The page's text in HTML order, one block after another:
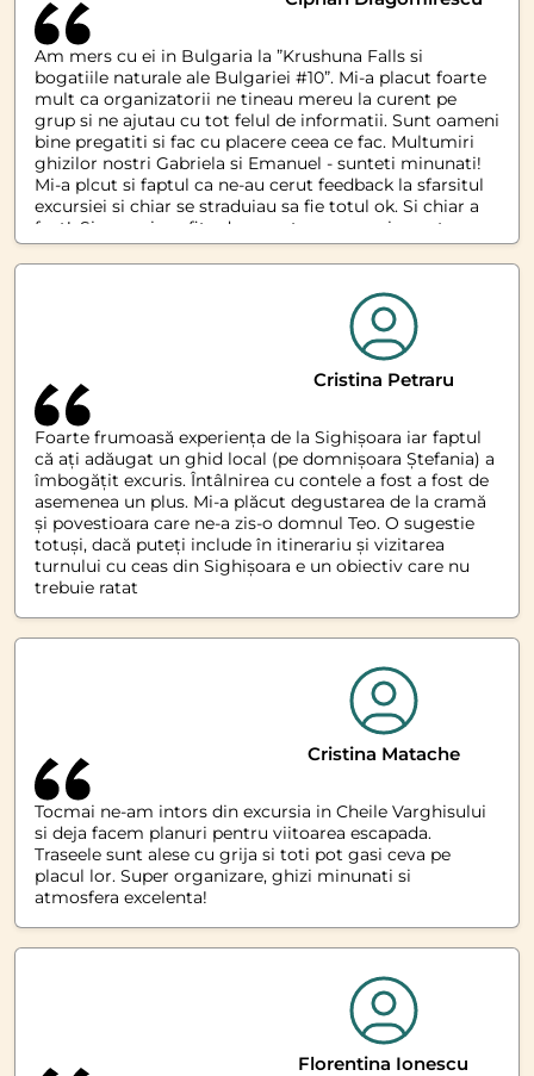
Am mers cu ei in Bulgaria la ”Krushuna Falls si
bogatiile naturale ale Bulgariei #10”. Mi-a placut foarte
mult ca organizatorii ne tineau mereu la curent pe
grup si ne ajutau cu tot felul de informatii. Sunt oameni
bine pregatiti si fac cu placere ceea ce fac. Multumiri
ghizilor nostri Gabriela si Emanuel - sunteti minunati!
Mi-a plcut si faptul ca ne-au cerut feedback la sfarsitul
excursiei si chiar se straduiau sa fie totul ok. Si chiar a
fost!. Sigur voi profita de urmatoarea ocazie pentru a
merge cu voi!
Cristina Petraru
Foarte frumoasă experiența de la Sighișoara iar faptul
că ați adăugat un ghid local (pe domnișoara Ștefania) a
îmbogățit excuris. Întâlnirea cu contele a fost a fost de
asemenea un plus. Mi-a plăcut degustarea de la cramă
și povestioara care ne-a zis-o domnul Teo. O sugestie
totuși, dacă puteți include în itinerariu și vizitarea
turnului cu ceas din Sighișoara e un obiectiv care nu
trebuie ratat
Cristina Matache
Tocmai ne-am intors din excursia in Cheile Varghisului
si deja facem planuri pentru viitoarea escapada.
Traseele sunt alese cu grija si toti pot gasi ceva pe
placul lor. Super organizare, ghizi minunati si
atmosfera excelenta!
Florentina Ionescu